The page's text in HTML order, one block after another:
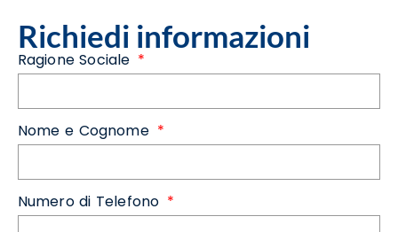
Richiedi informazioni
Ragione Sociale
Nome e Cognome
Numero di Telefono